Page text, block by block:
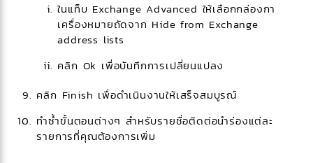
ในแท็บ Exchange Advanced ให้เลือกกล่องกา
เครื่องหมายถัดจาก Hide from Exchange
address lists
คลิก Ok เพื่อบันทึกการเปลี่ยนแปลง
คลิก Finish เพื่อดำเนินงานให้เสร็จสมบูรณ์
ทำซ้ำขั้นตอนต่างๆ สำหรับรายชื่อติดต่อนำร่องแต่ละ
รายการที่คุณต้องการเพิ่ม